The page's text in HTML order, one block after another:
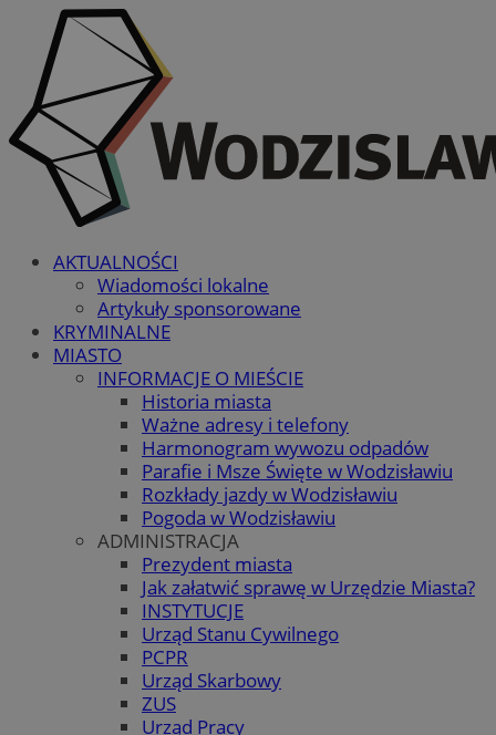
AKTUALNOŚCI
Wiadomości lokalne
Artykuły sponsorowane
KRYMINALNE
MIASTO
INFORMACJE O MIEŚCIE
Historia miasta
Ważne adresy i telefony
Harmonogram wywozu odpadów
Parafie i Msze Święte w Wodzisławiu
Rozkłady jazdy w Wodzisławiu
Pogoda w Wodzisławiu
ADMINISTRACJA
Prezydent miasta
Jak załatwić sprawę w Urzędzie Miasta?
INSTYTUCJE
Urząd Stanu Cywilnego
PCPR
Urząd Skarbowy
ZUS
Urząd Pracy